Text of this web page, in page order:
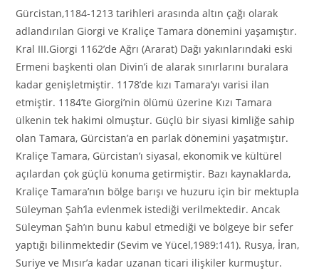
Gürcistan,1184-1213 tarihleri arasında altın çağı olarak
adlandırılan Giorgi ve Kraliçe Tamara dönemini yaşamıştır.
Kral III.Giorgi 1162’de Ağrı (Ararat) Dağı yakınlarındaki eski
Ermeni başkenti olan Divin’i de alarak sınırlarını buralara
kadar genişletmiştir. 1178’de kızı Tamara’yı varisi ilan
etmiştir. 1184’te Giorgi’nin ölümü üzerine Kızı Tamara
ülkenin tek hakimi olmuştur. Güçlü bir siyasi kimliğe sahip
olan Tamara, Gürcistan’a en parlak dönemini yaşatmıştır.
Kraliçe Tamara, Gürcistan’ı siyasal, ekonomik ve kültürel
açılardan çok güçlü konuma getirmiştir. Bazı kaynaklarda,
Kraliçe Tamara’nın bölge barışı ve huzuru için bir mektupla
Süleyman Şah’la evlenmek istediği verilmektedir. Ancak
Süleyman Şah’ın bunu kabul etmediği ve bölgeye bir sefer
yaptığı bilinmektedir (Sevim ve Yücel,1989:141). Rusya, İran,
Suriye ve Mısır’a kadar uzanan ticari ilişkiler kurmuştur.